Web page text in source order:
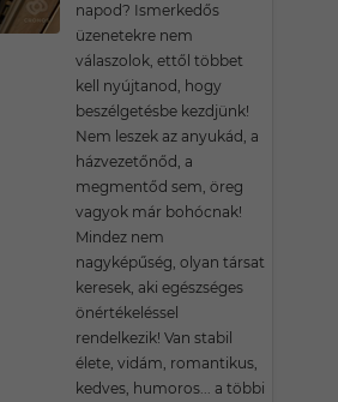
napod? Ismerkedős
üzenetekre nem
válaszolok, ettől többet
kell nyújtanod, hogy
beszélgetésbe kezdjünk!
Nem leszek az anyukád, a
házvezetőnőd, a
megmentőd sem, öreg
vagyok már bohócnak!
Mindez nem
nagyképűség, olyan társat
keresek, aki egészséges
önértékeléssel
rendelkezik! Van stabil
élete, vidám, romantikus,
kedves, humoros... a többi